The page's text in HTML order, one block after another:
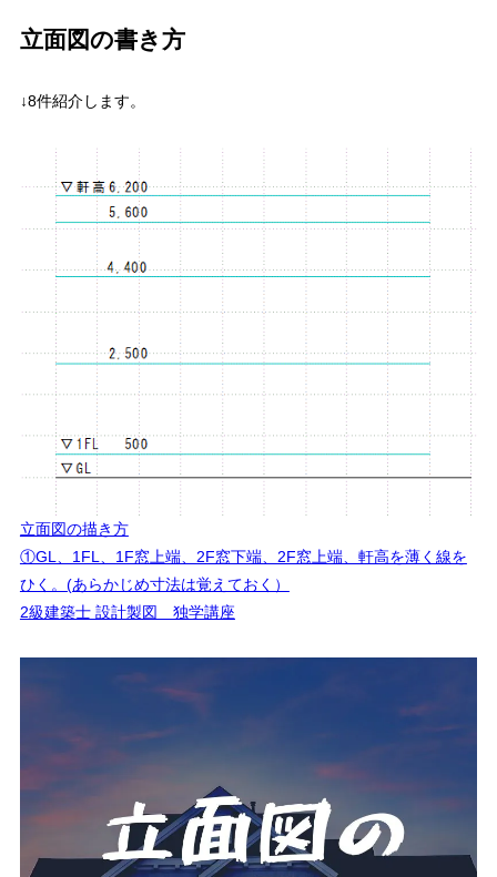
立面図の書き方
↓8件紹介します。
立面図の描き方
①GL、1FL、1F窓上端、2F窓下端、2F窓上端、軒高を薄く線を
ひく。(あらかじめ寸法は覚えておく）
2級建築士 設計製図 独学講座